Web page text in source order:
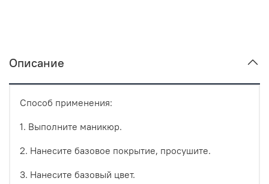
Описание
Способ применения:
1. Выполните маникюр.
2. Нанесите базовое покрытие, просушите.
3. Нанесите базовый цвет.